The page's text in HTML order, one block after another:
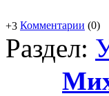
+3 Комментарии (0)
Раздел: